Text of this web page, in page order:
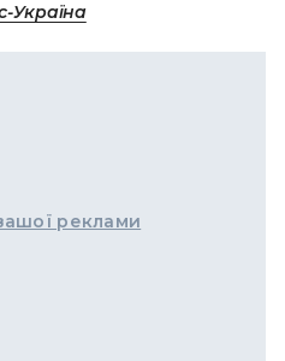
Україна
реклами